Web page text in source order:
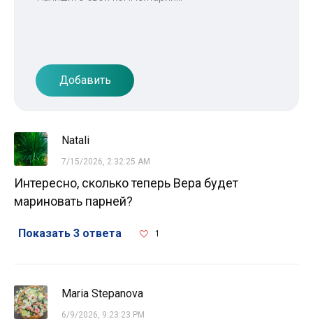
Добавить
Natali
7/15/2026, 2:32:25 AM
Интересно, сколько теперь Вера будет
мариновать парней?
Показать 3 ответа 1
Maria Stepanova
6/9/2026, 9:23:23 PM